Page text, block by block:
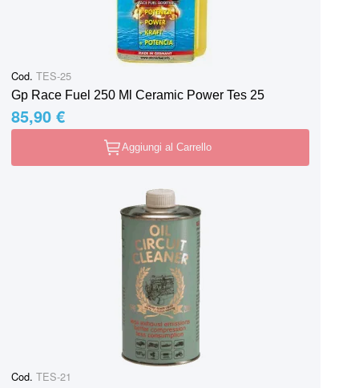
Cod. TES-25
Gp Race Fuel 250 Ml Ceramic Power Tes 25
85,90 €
Aggiungi al Carrello
Cod. TES-21